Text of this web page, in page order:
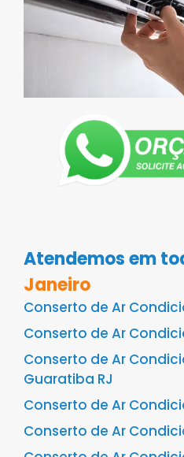
Atendemos em
Janeiro
Conserto de Ar
Conserto de Ar
Conserto de Ar
Guaratiba RJ
Conserto de Ar
Conserto de Ar